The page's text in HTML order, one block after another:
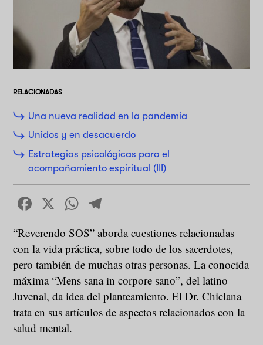
RELACIONADAS
Una nueva realidad en la pandemia
Unidos y en desacuerdo
Estrategias psicológicas para el
acompañamiento espiritual (III)
Facebook
X WhatsApp
“Reverendo SOS” aborda cuestiones relacionadas
con la vida práctica, sobre todo de los sacerdotes,
pero también de muchas otras personas. La conocida
máxima “Mens sana in corpore sano”, del latino
Juvenal, da idea del planteamiento. El Dr. Chiclana
trata en sus artículos de aspectos relacionados con la
salud mental.